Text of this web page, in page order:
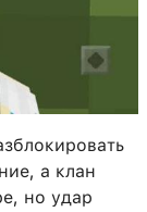
а клан
но удар